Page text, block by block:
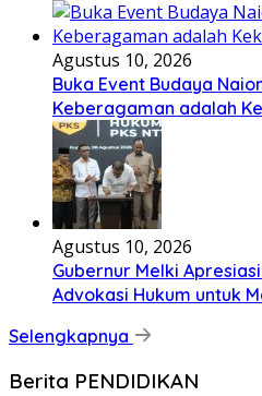
Agustus 10, 2026
Buka Event Budaya
Keberagaman adalah
Agustus 10, 2026
Gubernur Melki
Advokasi Hukum untuk
Selengkapnya
Berita PENDIDIKAN